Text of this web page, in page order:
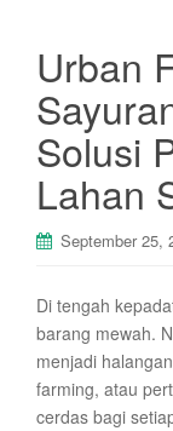
Urban
Solusi
Lahan
September 25,
Di tengah
barang mewah.
menjadi
farming, atau
cerdas bagi